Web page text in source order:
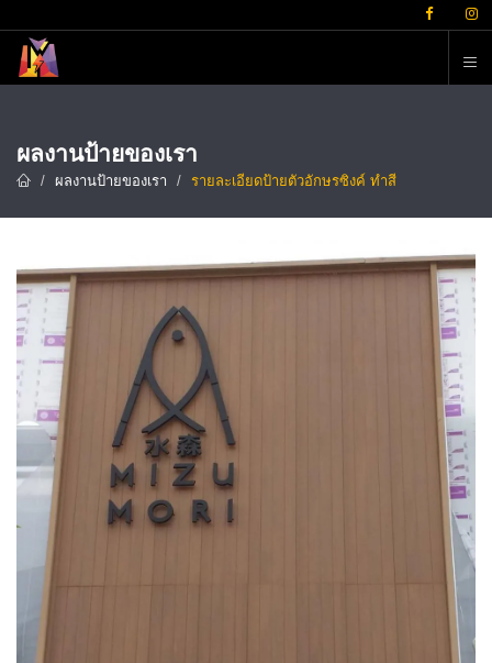
ผลงานป้ายของเรา
ผลงานป้ายของเรา รายละเอียดป้ายตัวอักษรซิงค์ ทำสี